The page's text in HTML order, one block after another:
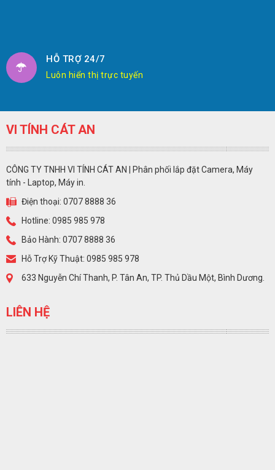
HỖ TRỢ 24/7
Luôn hiển thị trực tuyến
VI TÍNH CÁT AN
CÔNG TY TNHH VI TÍNH CÁT AN | Phân phối lắp đặt Camera, Máy
tính - Laptop, Máy in.
Điện thoại: 0707 8888 36
Hotline: 0985 985 978
Bảo Hành: 0707 8888 36
Hỗ Trợ Kỹ Thuật: 0985 985 978
633 Nguyễn Chí Thanh, P. Tân An, TP. Thủ Dầu Một, Bình Dương.
LIÊN HỆ